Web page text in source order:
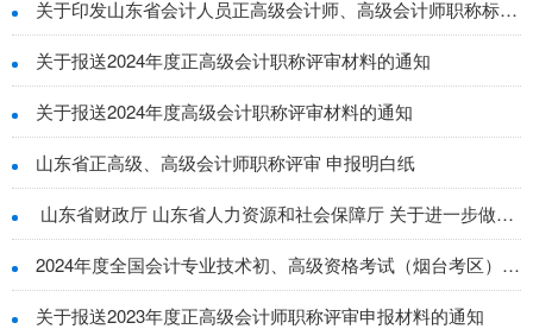
关于印发山东省会计人员正高级会计师、高级会计师职称标准条件的通知
关于报送2024年度正高级会计职称评审材料的通知
关于报送2024年度高级会计职称评审材料的通知
山东省正高级、高级会计师职称评审 申报明白纸
山东省财政厅 山东省人力资源和社会保障厅 关于进一步做好高级会计师职称评价有关工作的通知
2024年度全国会计专业技术初、高级资格考试（烟台考区）重要事项提示
关于报送2023年度正高级会计师职称评审申报材料的通知